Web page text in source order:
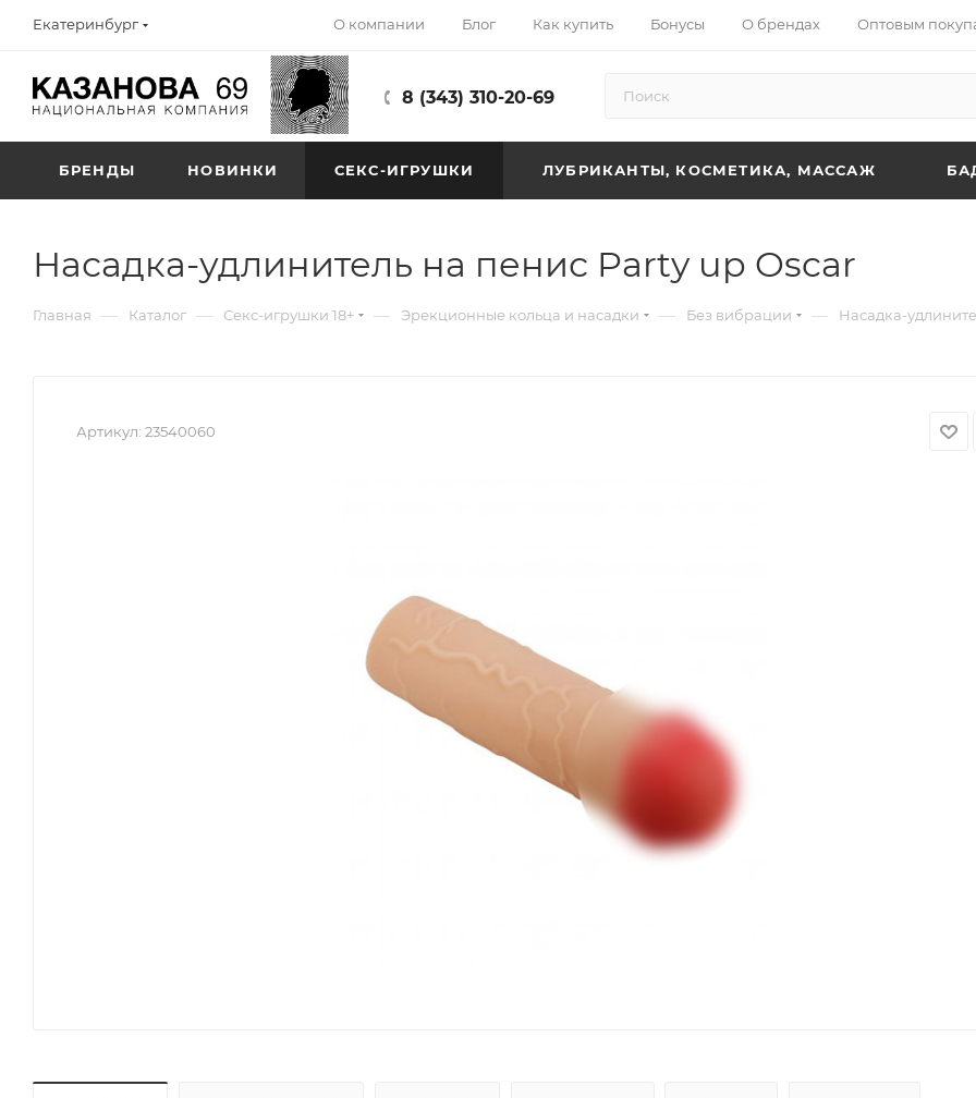
Екатеринбург О компании Блог Как купить Бонусы О брендах Оптовым
8 (343) 310-20-69
БРЕНДЫ НОВИНКИ СЕКС-ИГРУШКИ ЛУБРИКАНТЫ, КОСМЕТИКА, МАССАЖ
Насадка-удлинитель на пенис Party up Oscar
Главная — Каталог — Секс-игрушки 18+ — Эрекционные кольца и насадки — Без вибрации — Насадка-
Артикул: 23540060